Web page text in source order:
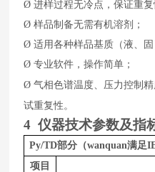
Ø进样过程无冷点，保证重复
Ø样品制备无需有机溶剂；
Ø适用各种样品基质（液、固
Ø专业软件，操作简单；
Ø气相色谱温度、压力控制
试重复性。
4仪器技术参数及指
Py/TD部分（wanquan满足
项目